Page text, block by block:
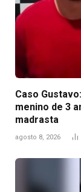
Caso
menino de 3
madrasta
agosto 8, 2026